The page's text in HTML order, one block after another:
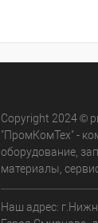
Copyright 2024 ©
"ПромКомТех" -
оборудование,
материалы,
Наш адрес: